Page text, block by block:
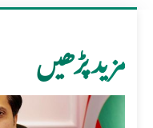
مزید پڑھیں